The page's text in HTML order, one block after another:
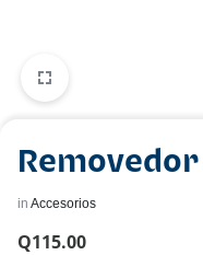
in Accesorios
Q115.00